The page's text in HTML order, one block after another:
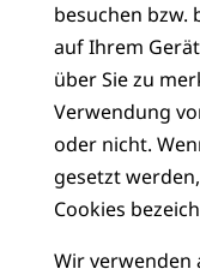
besuchen bzw.
auf Ihrem
über Sie zu
Verwendung
oder nicht.
gesetzt
Cookies
Wir verwenden